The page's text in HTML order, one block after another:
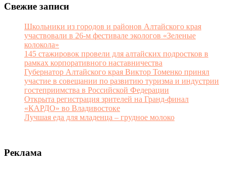
Свежие записи
Школьники из городов и районов Алтайского края
участвовали в 26-м фестивале экологов «Зеленые
колокола»
145 стажировок провели для алтайских подростков в
рамках корпоративного наставничества
Губернатор Алтайского края Виктор Томенко принял
участие в совещании по развитию туризма и индустрии
гостеприимства в Российской Федерации
Открыта регистрация зрителей на Гранд-финал
«КАРДО» во Владивостоке
Лучшая еда для младенца – грудное молоко
Реклама